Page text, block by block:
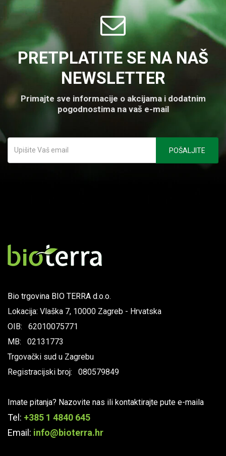
PRETPLATITE SE NA NAŠ
NEWSLETTER
Primajte sve informacije o akcijama i dodatnim
pogodnostima na vaš e-mail
Bio trgovina BIO TERRA d.o.o.
Lokacija: Vlaška 7, 10000 Zagreb - Hrvatska
OIB: 62010075771
MB: 02131773
Trgovački sud u Zagrebu
Registracijski broj: 080579849
Imate pitanja? Nazovite nas ili kontaktirajte pute e-maila
Tel: +385 1 4840 645
Email: info@bioterra.hr